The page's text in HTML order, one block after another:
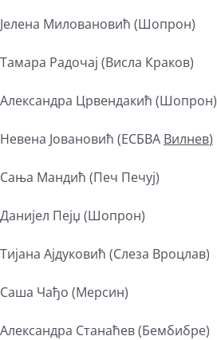
Јелена Миловановић (Шопрон)
Тамара Радочај (Висла Краков)
Александра Црвендакић (Шопрон)
Невена Јовановић (ЕСБВА Вилнев)
Сања Мандић (Печ Печуј)
Данијел Пејџ (Шопрон)
Тијана Ајдуковић (Слеза Вроцлав)
Саша Чађо (Мерсин)
Александра Станаћев (Бембибре)